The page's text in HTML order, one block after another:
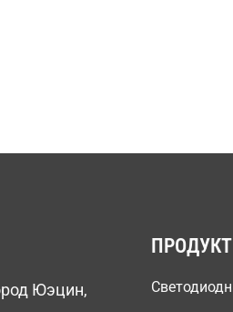
Юэцин,
ПРОДУКТ